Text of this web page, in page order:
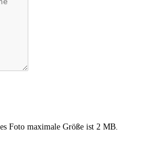
Foto maximale Größe ist 2 MB.